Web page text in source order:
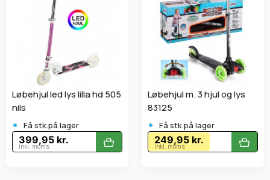
Løbehjul led lys lilla hd 505
nils
• Få stk.på lager
399,95 kr.
Inkl. moms
Løbehjul m. 3 hjul og lys
83125
• Få stk.på lager
249,95 kr.
Inkl. moms